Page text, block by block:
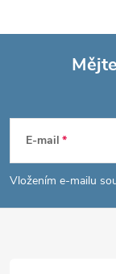
p
E-mail
Vložením e-mailu